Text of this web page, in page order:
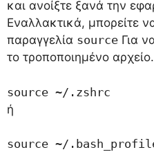
και ανοίξτε ξανά την
Εναλλακτικά, μπορείτε
παραγγελία source Για
το τροποποιημένο αρχείο.
source ~/.zshrc
ή
source ~/